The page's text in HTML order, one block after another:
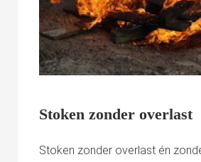
Stoken zonder overlast
Stoken zonder overlast én